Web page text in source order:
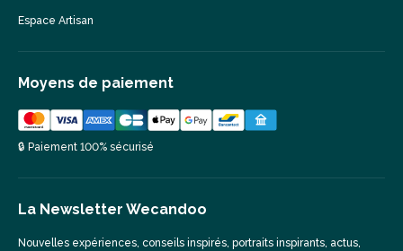
Espace Artisan
Moyens de paiement
🔒 Paiement 100% sécurisé
La Newsletter Wecandoo
Nouvelles expériences, conseils inspirés, portraits inspirants, actus,